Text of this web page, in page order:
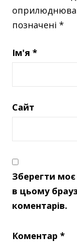
позначені *
Ім'я *
Сайт
Зберегти моє
в цьому
коментарів.
Коментар *